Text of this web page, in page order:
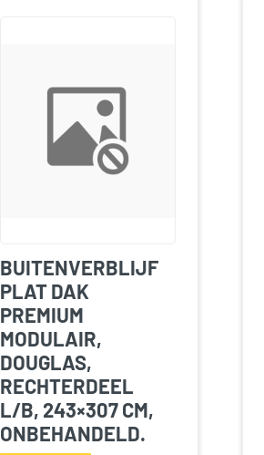
BUITENVERBLIJF
PLAT DAK
PREMIUM
MODULAIR,
DOUGLAS,
RECHTERDEEL
L/B, 243×307 CM,
ONBEHANDELD.